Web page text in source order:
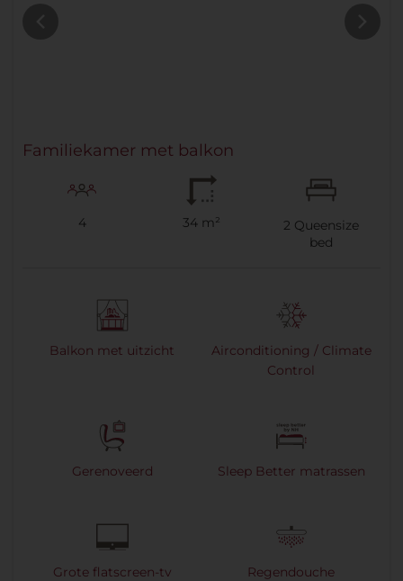
Familiekamer met balkon
4 34 m² 2 Queensize
bed
Balkon met uitzicht
Airconditioning / Climate
Control
Gerenoveerd Sleep Better matrassen
Grote flatscreen-tv Regendouche